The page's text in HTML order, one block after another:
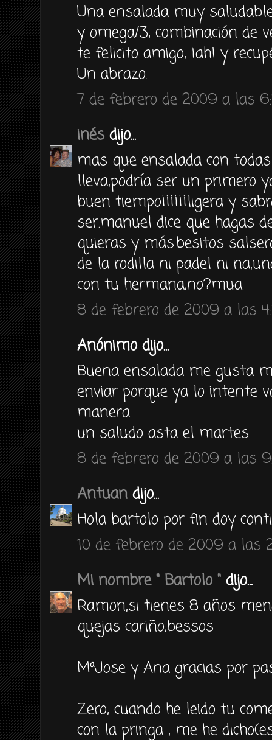
Una ensalada muy
y omega/3, combinación de
te felicito amigo, ¡ah! y
Un abrazo.
7 de febrero de 2009 a las
inés dijo...
mas que ensalada con
lleva,podría ser un primero
buen tiempo¡¡¡¡¡¡ligera y
ser.manuel dice que hagas
quieras y más.besitos
de la rodilla ni padel ni
con tu hermana,no?mua.
8 de febrero de 2009 a las
Anónimo dijo...
Buena ensalada me gusta
enviar porque ya lo intente
manera.
un saludo asta el martes
8 de febrero de 2009 a las
Antuan dijo...
Hola bartolo por fin doy
10 de febrero de 2009 a las
Mi nombre " Bartolo " dijo...
Ramon,si tienes 8 años
quejas cariño,bessos
MªJose y Ana gracias por
Zero, cuando he leido tu
con la pringa , me he